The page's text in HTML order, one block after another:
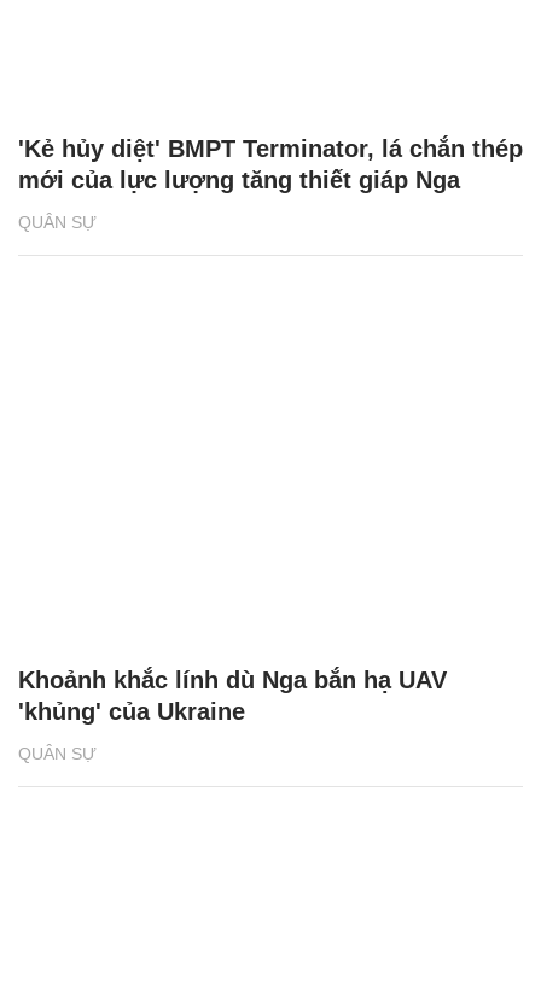
QUÂN SỰ
'Kẻ hủy diệt' BMPT Terminator, lá chắn thép
mới của lực lượng tăng thiết giáp Nga
QUÂN SỰ
Khoảnh khắc lính dù Nga bắn hạ UAV
'khủng' của Ukraine